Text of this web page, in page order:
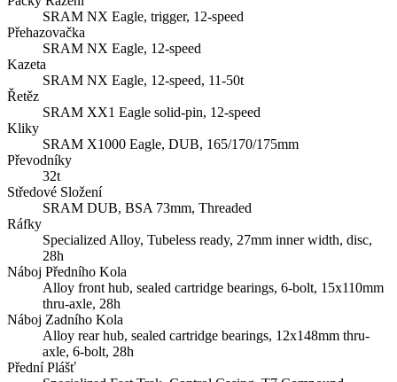
SRAM NX Eagle, trigger, 12-speed
Přehazovačka
SRAM NX Eagle, 12-speed
Kazeta
SRAM NX Eagle, 12-speed, 11-50t
Řetěz
SRAM XX1 Eagle solid-pin, 12-speed
Kliky
SRAM X1000 Eagle, DUB, 165/170/175mm
Převodníky
32t
Středové Složení
SRAM DUB, BSA 73mm, Threaded
Ráfky
Specialized Alloy, Tubeless ready, 27mm inner width, disc,
28h
Náboj Předního Kola
Alloy front hub, sealed cartridge bearings, 6-bolt, 15x110mm
thru-axle, 28h
Náboj Zadního Kola
Alloy rear hub, sealed cartridge bearings, 12x148mm thru-
axle, 6-bolt, 28h
Přední Plášť